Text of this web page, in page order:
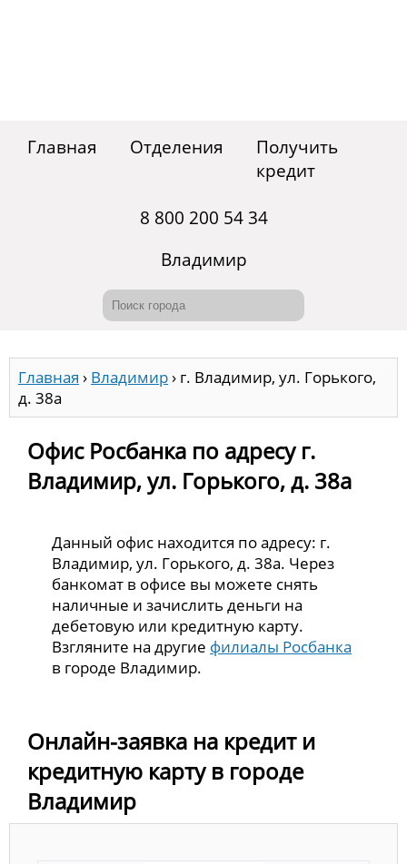
Главная Отделения
Получить
кредит
8 800 200 54 34
Владимир
Главная › Владимир› г. Владимир, ул. Горького,
д. 38а
Офис Росбанка по адресу г.
Владимир, ул. Горького, д. 38а
Данный офис находится по адресу: г.
Владимир, ул. Горького, д. 38а. Через
банкомат в офисе вы можете снять
наличные и зачислить деньги на
дебетовую или кредитную карту.
Взгляните на другие филиалы Росбанка
в городе Владимир.
Онлайн-заявка на кредит и
кредитную карту в городе
Владимир